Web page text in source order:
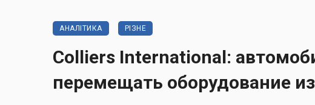
АНАЛІТИКА РІЗНЕ
Colliers International:
перемещать оборудование